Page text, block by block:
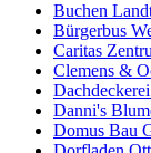
Buchen
Bürgerbus
Caritas
Clemens &
Danni's
Domus Bau